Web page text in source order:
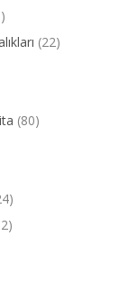
(22)
(80)